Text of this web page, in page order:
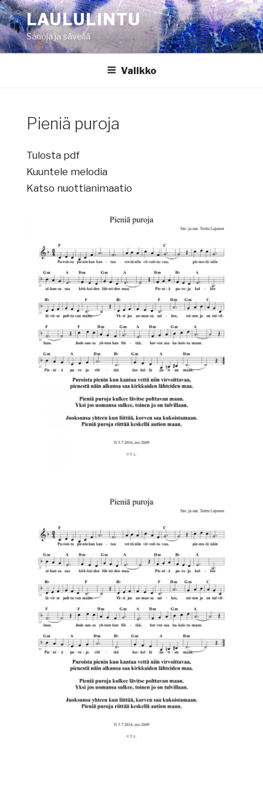
Siirry
sisältöönLAULULINTU
Sanoja ja säveliä
Valikko
Pieniä puroja
Tulosta pdf
Kuuntele melodia
Katso nuottianimaatio